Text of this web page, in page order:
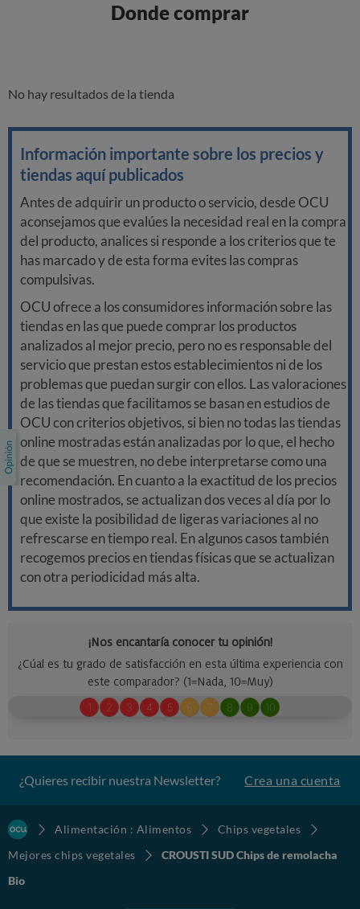
Donde comprar
No hay resultados de la tienda
Información importante sobre los precios y
tiendas aquí publicados
Antes de adquirir un producto o servicio, desde OCU
aconsejamos que evalúes la necesidad real en la compra
del producto, analices si responde a los criterios que te
has marcado y de esta forma evites las compras
compulsivas.
OCU ofrece a los consumidores información sobre las
tiendas en las que puede comprar los productos
analizados al mejor precio, pero no es responsable del
servicio que prestan estos establecimientos ni de los
problemas que puedan surgir con ellos. Las valoraciones
de las tiendas que facilitamos se basan en estudios de
OCU con criterios objetivos, si bien no todas las tiendas
online mostradas están analizadas por lo que, el hecho
de que se muestren, no debe interpretarse como una
recomendación. En cuanto a la exactitud de los precios
online mostrados, se actualizan dos veces al día por lo
que existe la posibilidad de ligeras variaciones al no
refrescarse en tiempo real. En algunos casos también
recogemos precios en tiendas físicas que se actualizan
con otra periodicidad más alta.
¿Quieres recibir nuestra Newsletter? Crea una cuenta
Alimentación : Alimentos
Chips vegetales
Mejores chips vegetales
CROUSTI SUD Chips de remolacha
Bio